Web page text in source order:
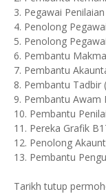
3. Pegawai Penilaian
4. Penolong
5. Penolong
6. Pembantu
7. Pembantu
8. Pembantu Tadbir
9. Pembantu Awam
10. Pembantu
11. Pereka Grafik
12. Penolong
13. Pembantu
Tarikh tutup